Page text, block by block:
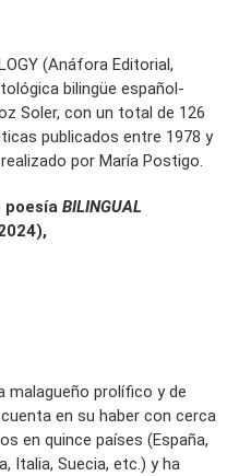
(Anáfora Editorial,
bilingüe español-
Soler, con un total de 126
publicados entre 1978 y
por María Postigo.
poesía BILINGUAL
malagueño prolífico y de
en su haber con cerca
en quince países (España,
Italia, Suecia, etc.) y ha